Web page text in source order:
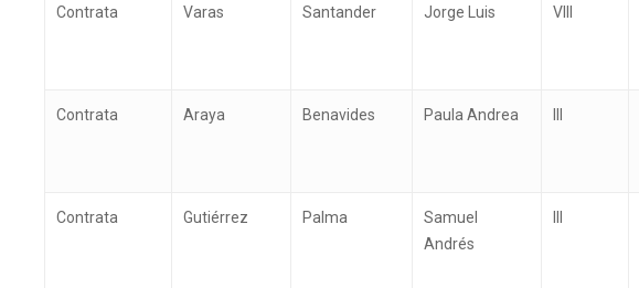
Contrata Varas Santander Jorge Luis VIII
Contrata Araya Benavides Paula Andrea
Contrata Gutiérrez Palma
Samuel
Andrés